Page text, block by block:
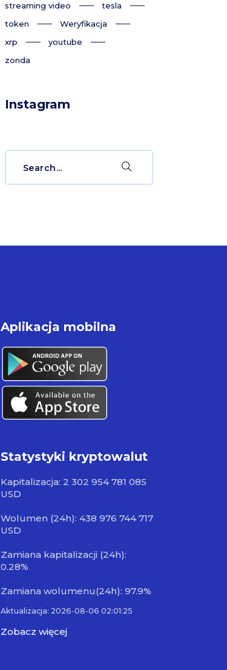
streaming video
tesla
token
Weryfikacja
xrp
youtube
zonda
Instagram
Aplikacja mobilna
Statystyki kryptowalut
Kapitalizacja: 2 302 954 781 085
USD
Wolumen (24h): 438 976 744 717
USD
Zamiana kapitalizacji (24h):
0.28%
Zamiana wolumenu(24h): 97.9%
Aktualizacja: 2026-08-06 02:01:25
Zobacz więcej